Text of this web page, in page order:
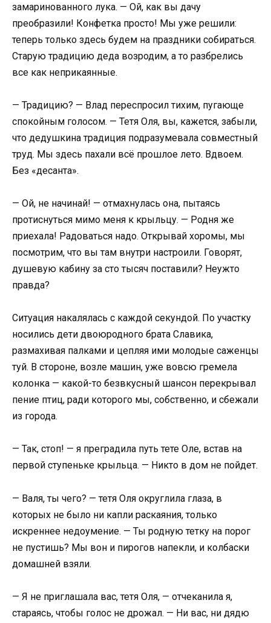
замаринованного лука. — Ой, как вы дачу
преобразили! Конфетка просто! Мы уже решили:
теперь только здесь будем на праздники собираться.
Старую традицию деда возродим, а то разбрелись
все как неприкаянные.
— Традицию? — Влад переспросил тихим, пугающе
спокойным голосом. — Тетя Оля, вы, кажется, забыли,
что дедушкина традиция подразумевала совместный
труд. Мы здесь пахали всё прошлое лето. Вдвоем.
Без «десанта».
— Ой, не начинай! — отмахнулась она, пытаясь
протиснуться мимо меня к крыльцу. — Родня же
приехала! Радоваться надо. Открывай хоромы, мы
посмотрим, что вы там внутри настроили. Говорят,
душевую кабину за сто тысяч поставили? Неужто
правда?
Ситуация накалялась с каждой секундой. По участку
носились дети двоюродного брата Славика,
размахивая палками и цепляя ими молодые саженцы
туй. В стороне, возле машин, уже вовсю гремела
колонка — какой-то безвкусный шансон перекрывал
пение птиц, ради которого мы, собственно, и сбежали
из города.
— Так, стоп! — я преградила путь тете Оле, встав на
первой ступеньке крыльца. — Никто в дом не пойдет.
— Валя, ты чего? — тетя Оля округлила глаза, в
которых не было ни капли раскаяния, только
искреннее недоумение. — Ты родную тетку на порог
не пустишь? Мы вон и пирогов напекли, и колбаски
домашней взяли.
— Я не приглашала вас, тетя Оля, — отчеканила я,
стараясь, чтобы голос не дрожал. — Ни вас, ни дядю